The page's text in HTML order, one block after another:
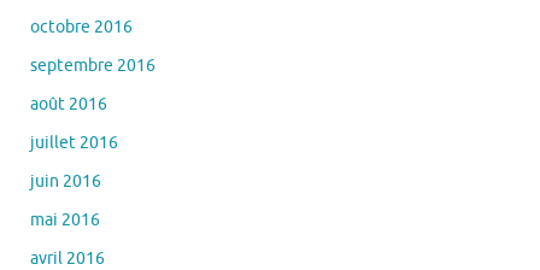
octobre 2016
septembre 2016
août 2016
juillet 2016
juin 2016
mai 2016
avril 2016